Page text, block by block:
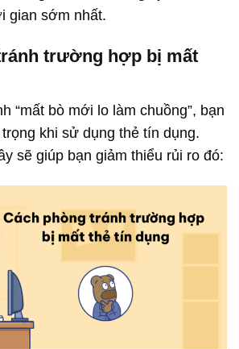
gian sớm nhất.
trường hợp bị mất
“mất bò mới lo làm chuồng”, bạn
khi sử dụng thẻ tín dụng.
sẽ giúp bạn giảm thiểu rủi ro đó: